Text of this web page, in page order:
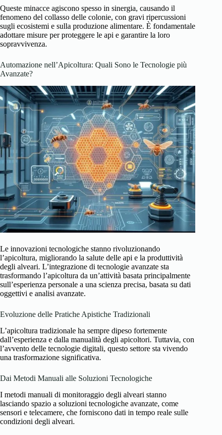
Queste minacce agiscono spesso in sinergia, causando il
fenomeno del collasso delle colonie, con gravi ripercussioni
sugli ecosistemi e sulla produzione alimentare. È fondamentale
adottare misure per proteggere le api e garantire la loro
sopravvivenza.
Automazione nell’Apicoltura: Quali Sono le Tecnologie più
Avanzate?
Le innovazioni tecnologiche stanno rivoluzionando
l’apicoltura, migliorando la salute delle api e la produttività
degli alveari. L’integrazione di tecnologie avanzate sta
trasformando l’apicoltura da un’attività basata principalmente
sull’esperienza personale a una scienza precisa, basata su dati
oggettivi e analisi avanzate.
Evoluzione delle Pratiche Apistiche Tradizionali
L’apicoltura tradizionale ha sempre dipeso fortemente
dall’esperienza e dalla manualità degli apicoltori. Tuttavia, con
l’avvento delle tecnologie digitali, questo settore sta vivendo
una trasformazione significativa.
Dai Metodi Manuali alle Soluzioni Tecnologiche
I metodi manuali di monitoraggio degli alveari stanno
lasciando spazio a soluzioni tecnologiche avanzate, come
sensori e telecamere, che forniscono dati in tempo reale sulle
condizioni degli alveari.